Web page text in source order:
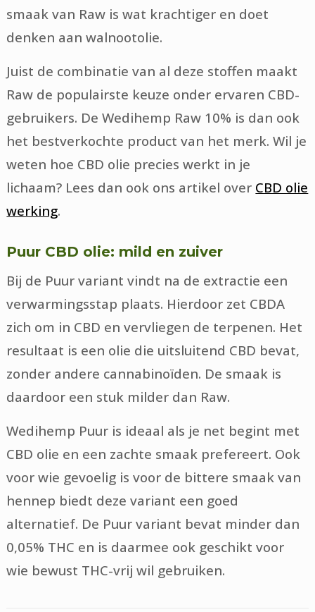
smaak van Raw is wat krachtiger en doet
denken aan walnootolie.
Juist de combinatie van al deze stoffen maakt
Raw de populairste keuze onder ervaren CBD-
gebruikers. De Wedihemp Raw 10% is dan ook
het bestverkochte product van het merk. Wil je
weten hoe CBD olie precies werkt in je
lichaam? Lees dan ook ons artikel over CBD olie
werking.
Puur CBD olie: mild en zuiver
Bij de Puur variant vindt na de extractie een
verwarmingsstap plaats. Hierdoor zet CBDA
zich om in CBD en vervliegen de terpenen. Het
resultaat is een olie die uitsluitend CBD bevat,
zonder andere cannabinoïden. De smaak is
daardoor een stuk milder dan Raw.
Wedihemp Puur is ideaal als je net begint met
CBD olie en een zachte smaak prefereert. Ook
voor wie gevoelig is voor de bittere smaak van
hennep biedt deze variant een goed
alternatief. De Puur variant bevat minder dan
0,05% THC en is daarmee ook geschikt voor
wie bewust THC-vrij wil gebruiken.